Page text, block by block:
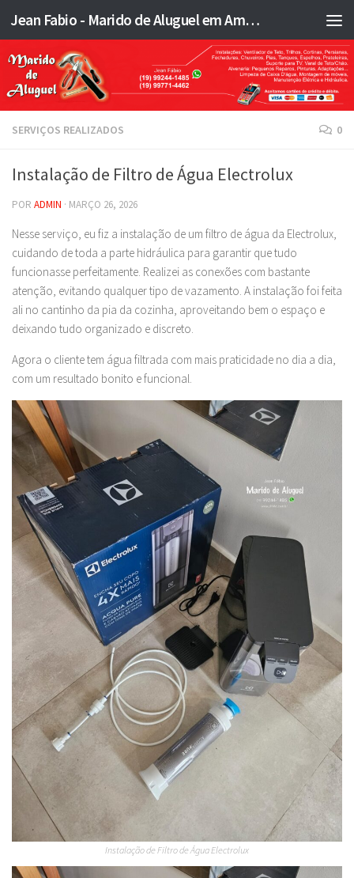
Skip to content Jean Fabio - Marido de Aluguel em Americana SP e região - JFMA
SERVIÇOS REALIZADOS 0
Instalação de Filtro de Água Electrolux
POR ADMIN · MARÇO 26, 2026
Nesse serviço, eu fiz a instalação de um filtro de água da Electrolux,
cuidando de toda a parte hidráulica para garantir que tudo
funcionasse perfeitamente. Realizei as conexões com bastante
atenção, evitando qualquer tipo de vazamento. A instalação foi feita
ali no cantinho da pia da cozinha, aproveitando bem o espaço e
deixando tudo organizado e discreto.
Agora o cliente tem água filtrada com mais praticidade no dia a dia,
com um resultado bonito e funcional.
Instalação de Filtro de Água Electrolux